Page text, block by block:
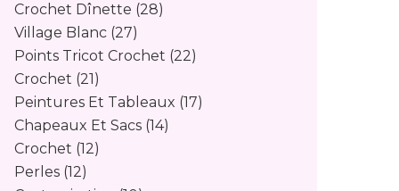
Crochet Dînette (28)
Village Blanc (27)
Points Tricot Crochet (22)
Crochet (21)
Peintures Et Tableaux (17)
Chapeaux Et Sacs (14)
Crochet (12)
Perles (12)